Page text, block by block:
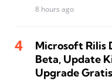
8 hours ago
Microsoft Rilis
Beta, Update
Upgrade